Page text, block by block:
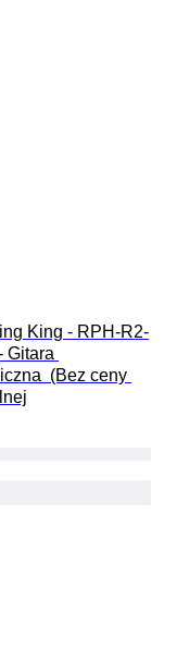
King - RPH-R2-
Gitara
(Bez ceny